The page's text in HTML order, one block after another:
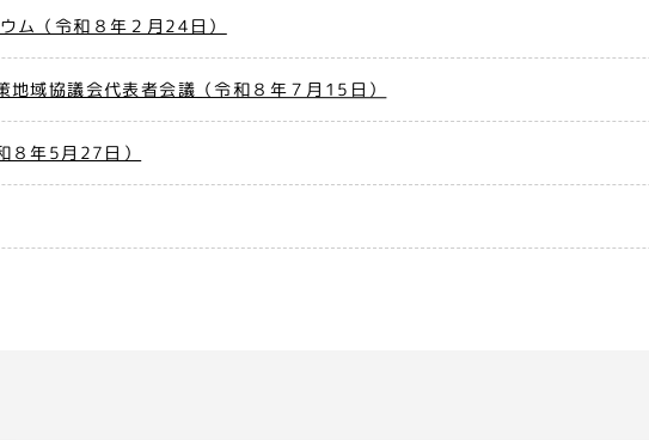
ム（令和８年２月24日）
域協議会代表者会議（令和８年７月15日）
８年5月27日）